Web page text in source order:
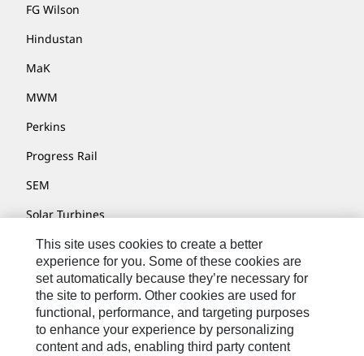
FG Wilson
Hindustan
MaK
MWM
Perkins
Progress Rail
SEM
Solar Turbines
SPM Oil & Gas
Turner Powertrain Systems
Contact
This site uses cookies to create a better
experience for you. Some of these cookies are
set automatically because they’re necessary for
the site to perform. Other cookies are used for
functional, performance, and targeting purposes
to enhance your experience by personalizing
content and ads, enabling third party content